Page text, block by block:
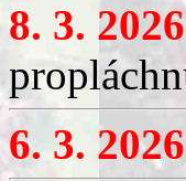
8. 3.
6. 3.